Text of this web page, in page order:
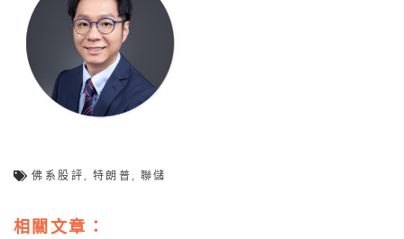
佛系股評, 特朗普, 聯儲
相關文章：